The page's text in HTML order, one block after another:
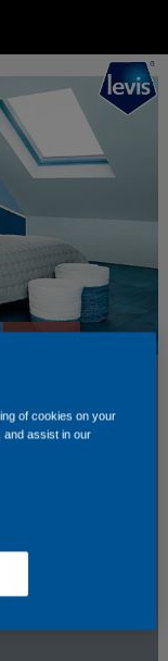
of cookies on your
and assist in our